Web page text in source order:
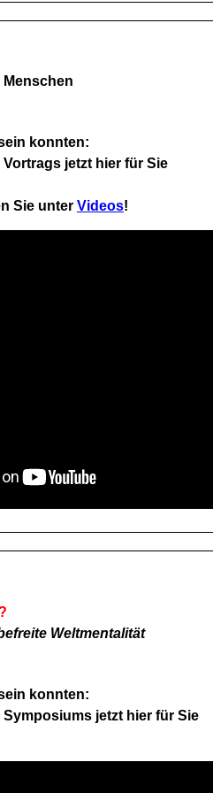
konnten:
jetzt hier für Sie
Sie unter Videos!
Weltmentalität
konnten:
jetzt hier für Sie